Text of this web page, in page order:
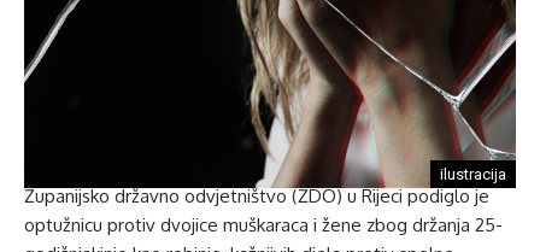
ilustracija
Županijsko državno odvjetništvo (ŽDO) u Rijeci podiglo je
optužnicu protiv dvojice muškaraca i žene zbog držanja 25-